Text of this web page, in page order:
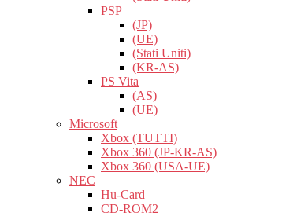
PSP
(JP)
(UE)
(Stati Uniti)
(KR-AS)
PS Vita
(AS)
(UE)
Microsoft
Xbox (TUTTI)
Xbox 360 (JP-KR-AS)
Xbox 360 (USA-UE)
NEC
Hu-Card
CD-ROM2